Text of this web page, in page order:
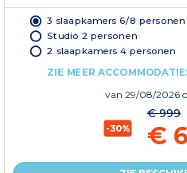
3 slaapkamers 6/8 personen
Studio 2 personen
2 slaapkamers 4 personen
ZIE MEER
van 29/08/2026
-30%
€ 999
€